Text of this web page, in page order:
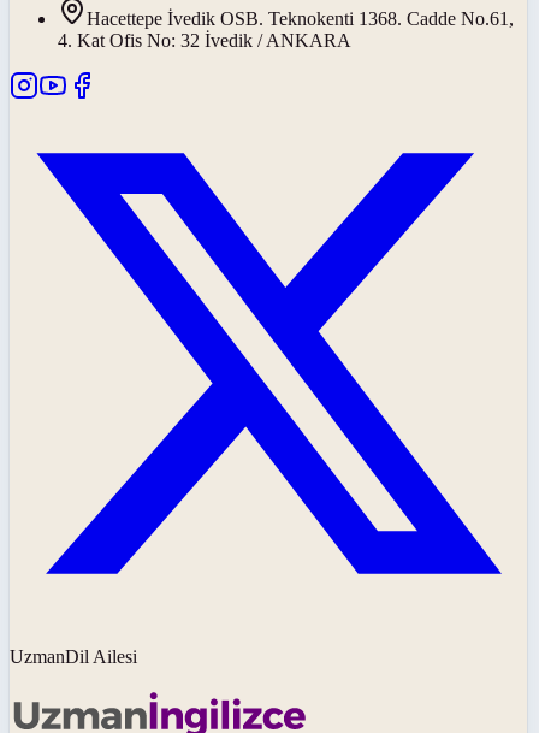
Hacettepe İvedik OSB. Teknokenti 1368. Cadde No.61,
4. Kat Ofis No: 32 İvedik / ANKARA
UzmanDil Ailesi